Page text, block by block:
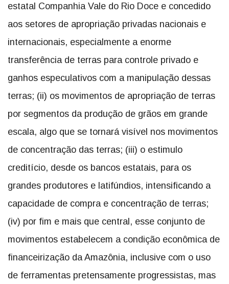
estatal Companhia Vale do Rio Doce e concedido
aos setores de apropriação privadas nacionais e
internacionais, especialmente a enorme
transferência de terras para controle privado e
ganhos especulativos com a manipulação dessas
terras; (ii) os movimentos de apropriação de terras
por segmentos da produção de grãos em grande
escala, algo que se tornará visível nos movimentos
de concentração das terras; (iii) o estimulo
creditício, desde os bancos estatais, para os
grandes produtores e latifúndios, intensificando a
capacidade de compra e concentração de terras;
(iv) por fim e mais que central, esse conjunto de
movimentos estabelecem a condição econômica de
financeirização da Amazônia, inclusive com o uso
de ferramentas pretensamente progressistas, mas